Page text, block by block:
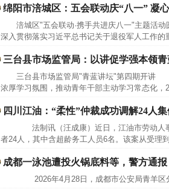
绵阳市涪城区：五会联动庆“八一” 凝
涪城区"五会联动·携手共进庆八一"主题活
深入贯彻落实习近平总书记关于退役军人工作
三台县市场监管局：以讲促学强本领
三台县市场监管局"青蓝讲坛"第四期开讲
浓厚学习氛围，推动青年干部主动学习常态化
四川江油：“柔性”仲裁成功调解24人
法制讯（汪成康）近日，江油市劳动人
者24人，其中含超龄务工人员6名。该案从受理
成都一泳池遭投火锅底料等，警方通报
2026年4月28日，成都市公安局青羊区